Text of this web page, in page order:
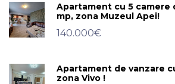
Apartament cu 5 camere
mp, zona Muzeul Apei!
140.000€
Apartament de vanzare
zona Vivo !